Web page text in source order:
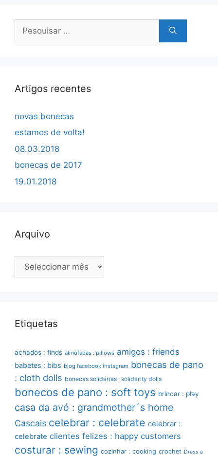
por:
Artigos recentes
novas bonecas
estamos de volta!
08.03.2018
bonecas de 2017
19.01.2018
Arquivo
Arquivo
Etiquetas
achados : finds almofadas : pillows amigos : friends
babetes : bibs blog facebook instagram bonecas de pano
: cloth dolls bonecas solidárias : solidarity dolls
bonecos de pano : soft toys brincar : play
casa da avó : grandmother´s home
Cascais celebrar : celebrate celebrar :
celebrate clientes felizes : happy customers
costurar : sewing cozinhar : cooking crochet Dress a